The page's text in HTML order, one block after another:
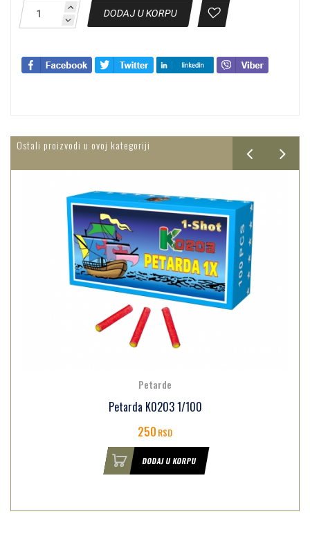
DODAJ U KORPU
Ostali proizvodi u ovoj kategoriji
Petarde
Petarda K0203 1/100
250RSD
DODAJ U KORPU